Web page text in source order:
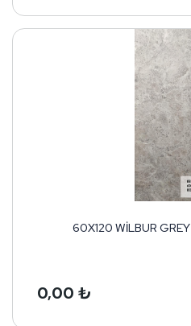
60X120 WİLBUR
0,00 ₺